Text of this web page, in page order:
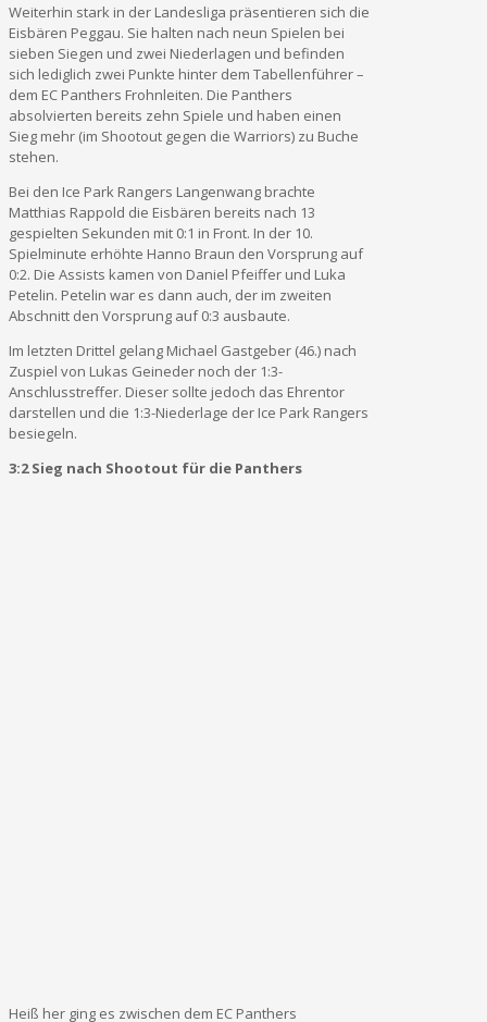
Weiterhin stark in der Landesliga präsentieren sich die
Eisbären Peggau. Sie halten nach neun Spielen bei
sieben Siegen und zwei Niederlagen und befinden
sich lediglich zwei Punkte hinter dem Tabellenführer –
dem EC Panthers Frohnleiten. Die Panthers
absolvierten bereits zehn Spiele und haben einen
Sieg mehr (im Shootout gegen die Warriors) zu Buche
stehen.
Bei den Ice Park Rangers Langenwang brachte
Matthias Rappold die Eisbären bereits nach 13
gespielten Sekunden mit 0:1 in Front. In der 10.
Spielminute erhöhte Hanno Braun den Vorsprung auf
0:2. Die Assists kamen von Daniel Pfeiffer und Luka
Petelin. Petelin war es dann auch, der im zweiten
Abschnitt den Vorsprung auf 0:3 ausbaute.
Im letzten Drittel gelang Michael Gastgeber (46.) nach
Zuspiel von Lukas Geineder noch der 1:3-
Anschlusstreffer. Dieser sollte jedoch das Ehrentor
darstellen und die 1:3-Niederlage der Ice Park Rangers
besiegeln.
3:2 Sieg nach Shootout für die Panthers
Heiß her ging es zwischen dem EC Panthers